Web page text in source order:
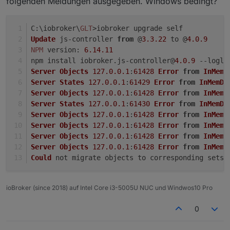
2022-02-14 16:21:30.100 - info: ble.0 (952237)
2022-02-14 16:21:26.635 - info: ble.0
2022-02-14 16:21:26.704 - info: ble.0
2022-02-14 16:21:26.705 - info: ble.0
2022-02-14 16:21:26.707 - info: ble.0
2022-02-14 16:21:27.131 - info:
2022-02-14 16:21:27.132 - info:
2022-02-14 16:21:27.133 - info:
2022-02-14 16:21:27.251 - info: host.ioBroker
2022-02-14 16:21:28.261 - info:
2022-02-14 16:21:28.396 - info: host.ioBroker
2022-02-14 16:21:28.513 - info:
2022-02-14 16:21:28.542 - info: host.ioBroker
2022-02-14 16:21:29.703 - error:
2022-02-14 16:21:29.704 - error:
2022-02-14 16:21:29.704 - error:
2022-02-14 16:21:29.705 - error: host.ioBroker
2022-02-14 16:21:29.706 - error:
C:\iobroker\GLT>iobroker upgrade self
Update js-controller from @3.3.22 to @4.0.9
NPM version : 6.14.11
npm install iobroker. js-controller@4.0.9 --
Server Objects 127.0.0.1 : 61428 Error from
Server States 127.0.0.1 : 61429 Error from InMemDB
Server Objects 127.0.0.1 : 61428 Error from
Server States 127.0.0.1 : 61430 Error from InMemDB
Server Objects 127.0.0.1 : 61428 Error from
Server Objects 127.0.0.1 : 61428 Error from
Server Objects 127.0.0.1 : 61428 Error from
Server Objects 127.0.0.1 : 61428 Error from
Could
not migrate objects to corresponding sets
ioBroker (since 2018) auf Intel Core i3-5005U NUC und Windwos10 Pro
0